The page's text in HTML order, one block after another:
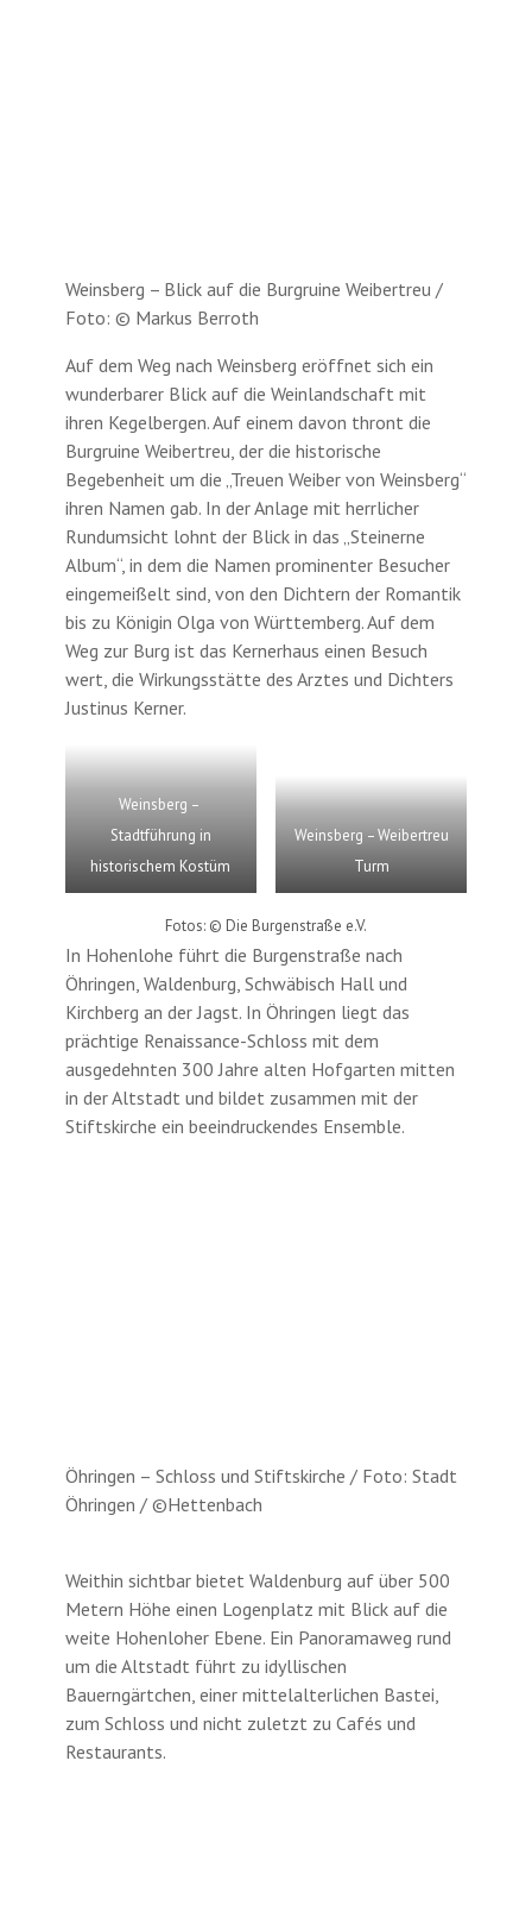
Weinsberg – Blick auf die Burgruine Weibertreu /
Foto: © Markus Berroth
Auf dem Weg nach Weinsberg eröffnet sich ein
wunderbarer Blick auf die Weinlandschaft mit
ihren Kegelbergen. Auf einem davon thront die
Burgruine Weibertreu, der die historische
Begebenheit um die „Treuen Weiber von Weinsberg“
ihren Namen gab. In der Anlage mit herrlicher
Rundumsicht lohnt der Blick in das „Steinerne
Album“, in dem die Namen prominenter Besucher
eingemeißelt sind, von den Dichtern der Romantik
bis zu Königin Olga von Württemberg. Auf dem
Weg zur Burg ist das Kernerhaus einen Besuch
wert, die Wirkungsstätte des Arztes und Dichters
Justinus Kerner.
Weinsberg –
Stadtführung in
historischem Kostüm
Weinsberg – Weibertreu
Turm
Fotos: © Die Burgenstraße e.V.
In Hohenlohe führt die Burgenstraße nach
Öhringen, Waldenburg, Schwäbisch Hall und
Kirchberg an der Jagst. In Öhringen liegt das
prächtige Renaissance-Schloss mit dem
ausgedehnten 300 Jahre alten Hofgarten mitten
in der Altstadt und bildet zusammen mit der
Stiftskirche ein beeindruckendes Ensemble.
Öhringen – Schloss und Stiftskirche / Foto: Stadt
Öhringen / ©Hettenbach
Weithin sichtbar bietet Waldenburg auf über 500
Metern Höhe einen Logenplatz mit Blick auf die
weite Hohenloher Ebene. Ein Panoramaweg rund
um die Altstadt führt zu idyllischen
Bauerngärtchen, einer mittelalterlichen Bastei,
zum Schloss und nicht zuletzt zu Cafés und
Restaurants.